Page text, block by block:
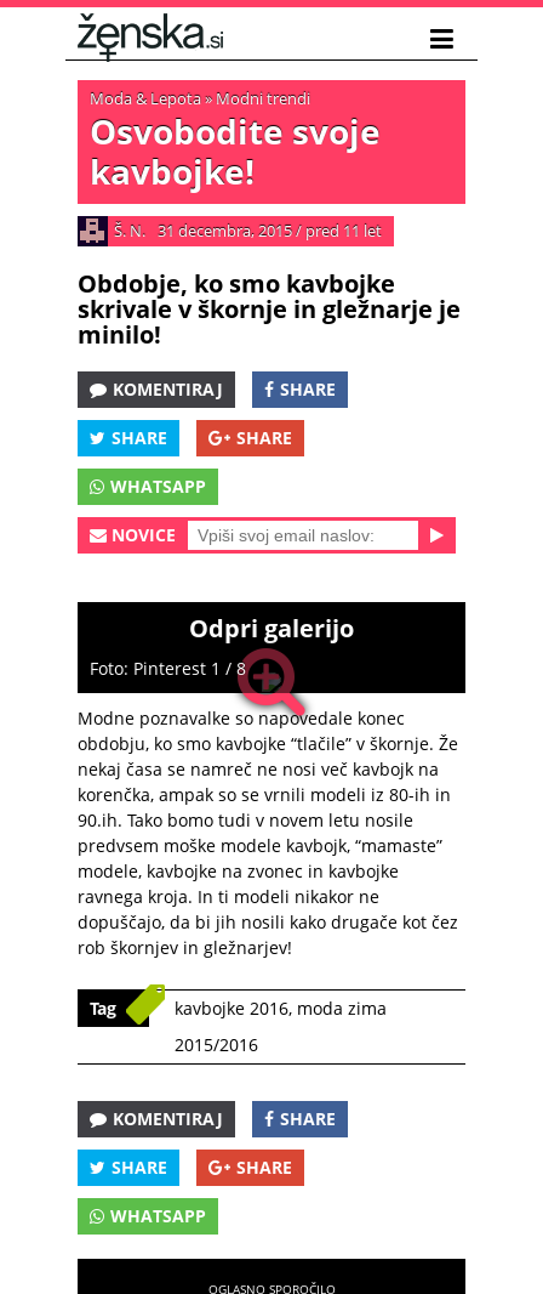
Moda & Lepota» Modni trendi
Osvobodite svoje
kavbojke!
Š. N. 31 decembra, 2015/ pred 11 let
Obdobje, ko smo kavbojke
skrivale v škornje in gležnarje je
minilo!
KOMENTIRAJ SHARE
SHARE SHARE
WHATSAPP
NOVICE
Odpri galerijo
Foto: Pinterest 1 / 8
Modne poznavalke so napovedale konec
obdobju, ko smo kavbojke “tlačile” v škornje. Že
nekaj časa se namreč ne nosi več kavbojk na
korenčka, ampak so se vrnili modeli iz 80-ih in
90.ih. Tako bomo tudi v novem letu nosile
predvsem moške modele kavbojk, “mamaste”
modele, kavbojke na zvonec in kavbojke
ravnega kroja. In ti modeli nikakor ne
dopuščajo, da bi jih nosili kako drugače kot čez
rob škornjev in gležnarjev!
Tag kavbojke 2016, moda zima
2015/2016
KOMENTIRAJ SHARE
SHARE SHARE
WHATSAPP